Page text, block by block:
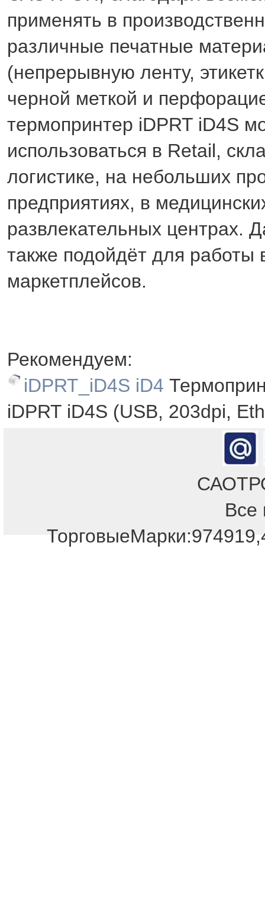
применять в
различные печатные
(непрерывную ленту,
черной меткой и
термопринтер iDPRT iD4S
использоваться в Retail,
логистике, на небольших
предприятиях, в
развлекательных центрах.
также подойдёт для работы
маркетплейсов.
Рекомендуем:
iDPRT_iD4S iD4
iDPRT iD4S (USB, 203dpi,
Все